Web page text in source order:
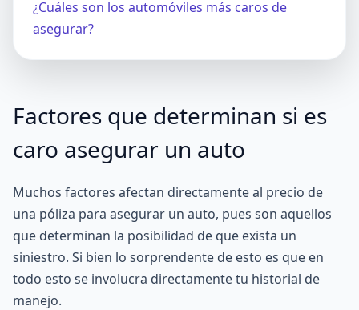
¿Cuáles son los automóviles más caros de
asegurar?
Factores que determinan si es
caro asegurar un auto
Muchos factores afectan directamente al precio de
una póliza para asegurar un auto, pues son aquellos
que determinan la posibilidad de que exista un
siniestro. Si bien lo sorprendente de esto es que en
todo esto se involucra directamente tu historial de
manejo.